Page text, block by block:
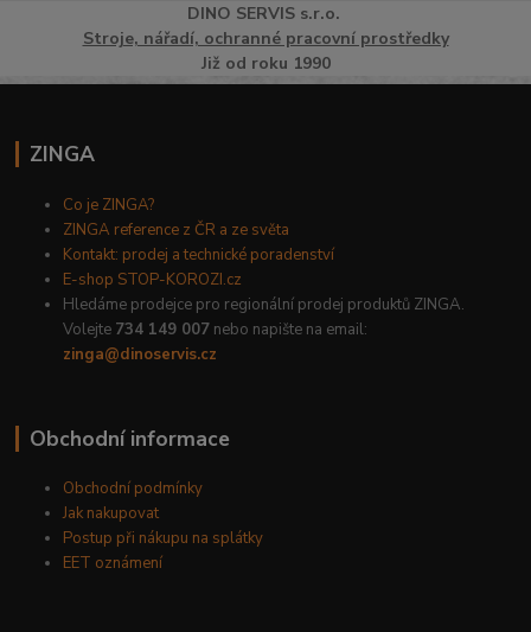
DINO SERVISs.r.o.
Stroje, nářadí, ochranné pracovní prostředky
Již od roku 1990
ZINGA
Co je ZINGA?
ZINGA reference z ČR a ze světa
Kontakt: prodej a technické poradenství
E-shop STOP-KOROZI.cz
Hledáme prodejce pro regionální prodej produktů ZINGA.
Volejte 734 149 007 nebo napište na email:
zinga@dinoservis.cz
Obchodní informace
Obchodní podmínky
Jak nakupovat
Postup při nákupu na splátky
EET oznámení